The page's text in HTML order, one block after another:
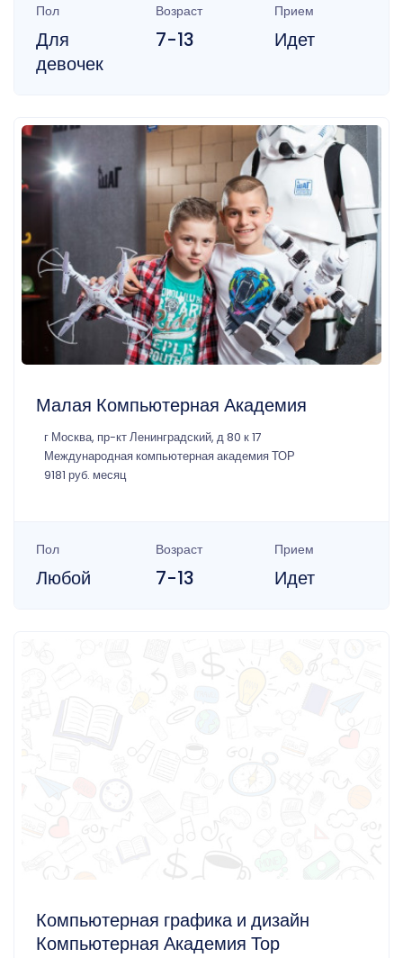
Пол
Для
девочек
Возраст
7-13
Прием
Идет
Малая Компьютерная Академия
г Москва, пр-кт Ленинградский, д 80 к 17
Международная компьютерная академия ТОР
9181 руб. месяц
Пол
Любой
Возраст
7-13
Прием
Идет
Компьютерная графика и дизайн
Компьютерная Академия Тор